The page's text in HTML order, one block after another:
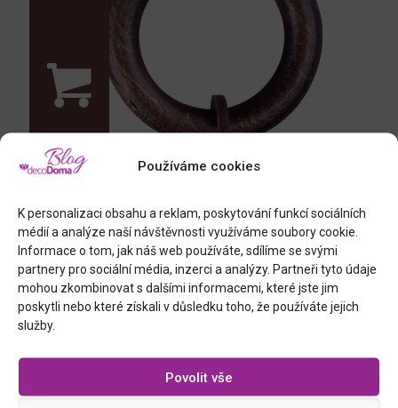
Používáme cookies
K personalizaci obsahu a reklam, poskytování funkcí sociálních
médií a analýze naší návštěvnosti využíváme soubory cookie.
Informace o tom, jak náš web používáte, sdílíme se svými
partnery pro sociální média, inzerci a analýzy. Partneři tyto údaje
mohou zkombinovat s dalšími informacemi, které jste jim
poskytli nebo které získali v důsledku toho, že používáte jejich
služby.
Povolit vše
kroužky se žabkami, 5 odstínů